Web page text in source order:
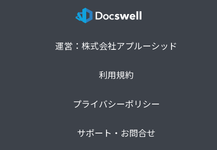
運営：株式会社アプルーシッド
利用規約
プライバシーポリシー
サポート・お問合せ